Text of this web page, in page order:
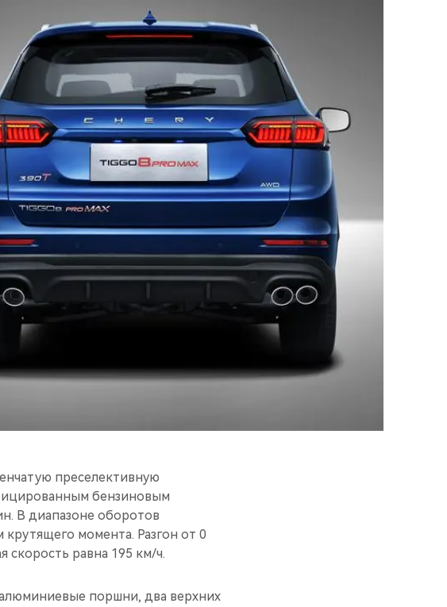
преселективную
бензиновым
В диапазоне оборотов
момента. Разгон от 0
скорость равна 195 км/ч.
поршни, два верхних